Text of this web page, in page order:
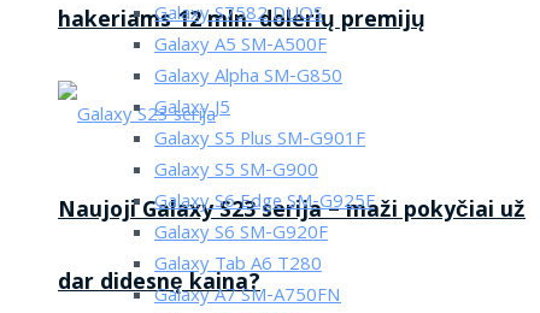
hakeriams 12 mln. dolerių premijų
Naujoji Galaxy S23 serija – maži pokyčiai už
dar didesnę kaina?
Galaxy S7582 DUOS
Galaxy A5 SM-A500F
Galaxy Alpha SM-G850
Galaxy J5
Galaxy S5 Plus SM-G901F
Galaxy S5 SM-G900
Galaxy S6 Edge SM-G925F
Galaxy S6 SM-G920F
Galaxy Tab A6 T280
Galaxy A7 SM-A750FN